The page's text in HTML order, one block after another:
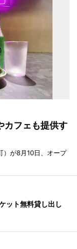
フェも提供す
）が8月10日、オープ
ット無料貸し出し